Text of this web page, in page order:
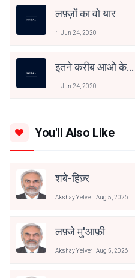
लफ़्ज़ों का वो यार
Jun 24, 2020
इतने करीब आओ के...
Jun 24, 2020
You'll Also Like
शबे-हिज़्र
Akshay Yelve Aug 5, 2026
लफ़्जे मु'आफ़ी
Akshay Yelve Aug 5, 2026